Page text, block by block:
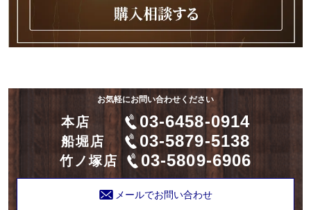
お気軽にお問い合わせください
本店 03-6458-0914
船堀店 03-5879-5138
竹ノ塚店 03-5809-6906
メールでお問い合わせ